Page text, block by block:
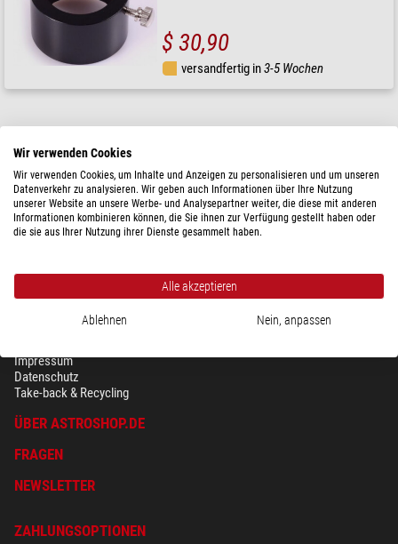
$ 30,90
versandfertig in3-5 Wochen
SICHERHEIT & DATENSCHUTZ
Impressum
Datenschutz
Take-back & Recycling
ÜBER ASTROSHOP.DE
FRAGEN
NEWSLETTER
ZAHLUNGSOPTIONEN
Wir verwenden Cookies
Wir verwenden Cookies, um Inhalte und Anzeigen zu personalisieren und um unseren
Datenverkehr zu analysieren. Wir geben auch Informationen über Ihre Nutzung
unserer Website an unsere Werbe- und Analysepartner weiter, die diese mit anderen
Informationen kombinieren können, die Sie ihnen zur Verfügung gestellt haben oder
die sie aus Ihrer Nutzung ihrer Dienste gesammelt haben.
Alle akzeptieren
Ablehnen Nein, anpassen